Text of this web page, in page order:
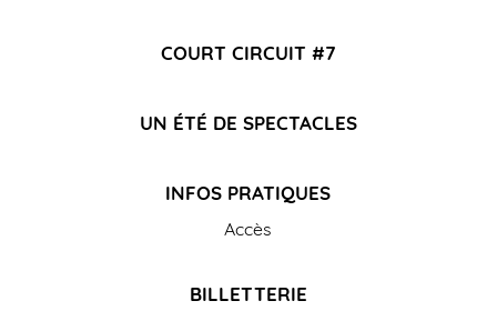
COURT CIRCUIT #7
UN ÉTÉ DE SPECTACLES
INFOS PRATIQUES
Accès
BILLETTERIE